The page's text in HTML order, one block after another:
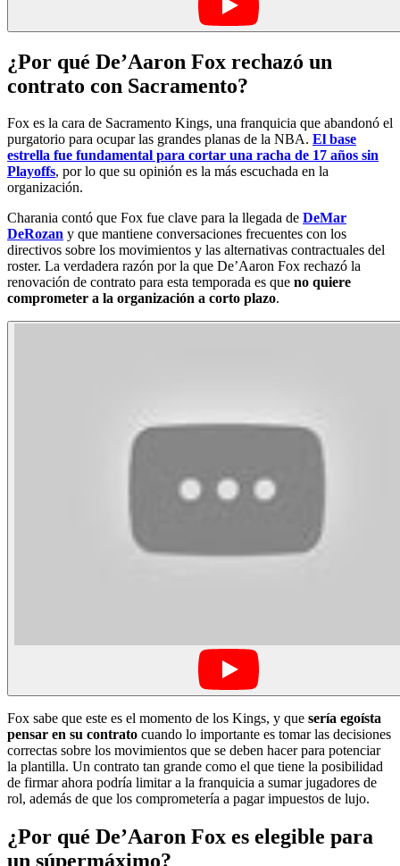
¿Por qué De’Aaron Fox rechazó un
contrato con Sacramento?
Fox es la cara de Sacramento Kings, una franquicia que abandonó el
purgatorio para ocupar las grandes planas de la NBA. El base
estrella fue fundamental para cortar una racha de 17 años sin
Playoffs, por lo que su opinión es la más escuchada en la
organización.
Charania contó que Fox fue clave para la llegada de DeMar
DeRozan y que mantiene conversaciones frecuentes con los
directivos sobre los movimientos y las alternativas contractuales del
roster. La verdadera razón por la que De’Aaron Fox rechazó la
renovación de contrato para esta temporada es que no quiere
comprometer a la organización a corto plazo.
Fox sabe que este es el momento de los Kings, y que sería egoísta
pensar en su contrato cuando lo importante es tomar las decisiones
correctas sobre los movimientos que se deben hacer para potenciar
la plantilla. Un contrato tan grande como el que tiene la posibilidad
de firmar ahora podría limitar a la franquicia a sumar jugadores de
rol, además de que los comprometería a pagar impuestos de lujo.
¿Por qué De’Aaron Fox es elegible para
un súpermáximo?